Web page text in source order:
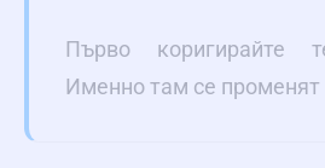
Първо коригирайте
Именно там се променят